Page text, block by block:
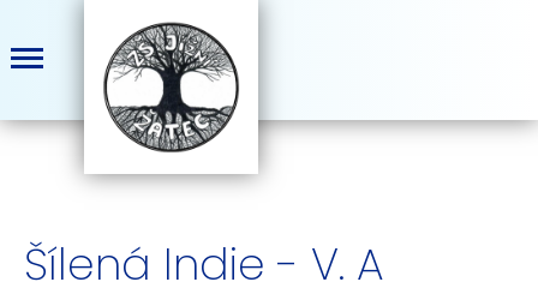
Šílená Indie - V. A